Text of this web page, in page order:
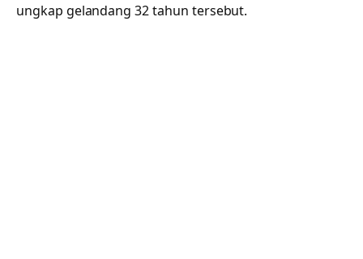
ungkap gelandang 32 tahun tersebut.